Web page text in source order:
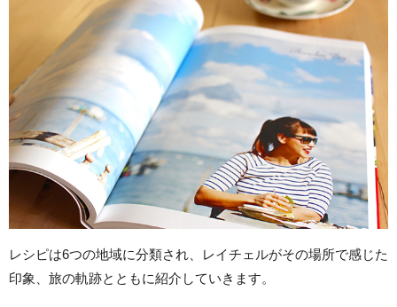
レシピは6つの地域に分類され、レイチェルがその場所で感じた
印象、旅の軌跡とともに紹介していきます。